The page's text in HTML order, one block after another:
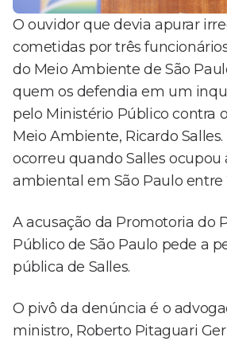
O ouvidor que devia apurar
cometidas por três
do Meio Ambiente de São
quem os defendia em um
pelo Ministério Público contra
Meio Ambiente, Ricardo
ocorreu quando Salles ocupou
ambiental em São Paulo entre
A acusação da Promotoria do
Público de São Paulo pede a
pública de Salles.
O pivô da denúncia é o
ministro, Roberto Pitaguari